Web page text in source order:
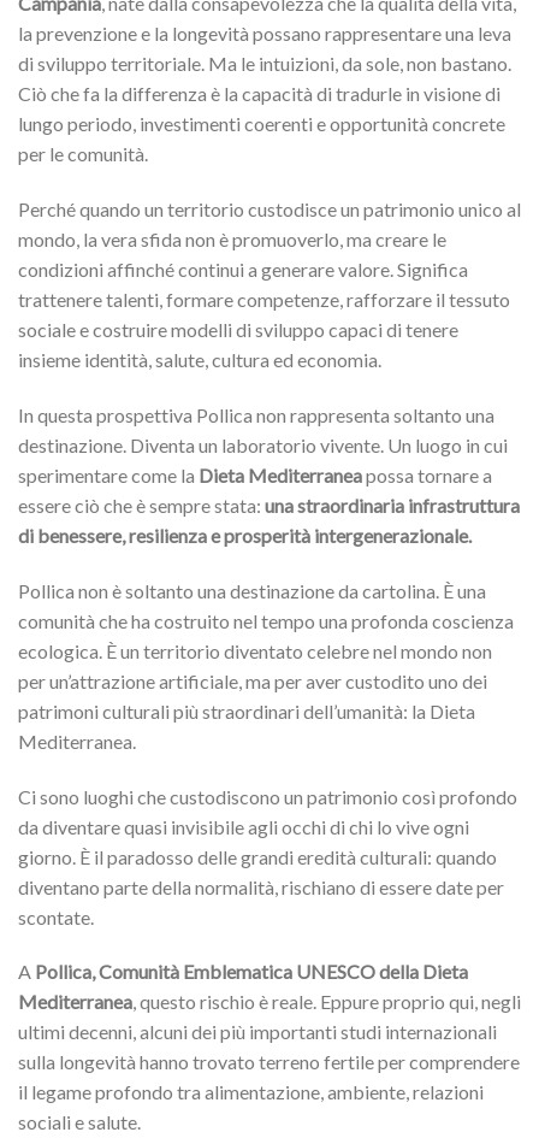
la prevenzione e la longevità possano rappresentare una leva
di sviluppo territoriale. Ma le intuizioni, da sole, non bastano.
Ciò che fa la differenza è la capacità di tradurle in visione di
lungo periodo, investimenti coerenti e opportunità concrete
per le comunità.
Perché quando un territorio custodisce un patrimonio unico al
mondo, la vera sfida non è promuoverlo, ma creare le
condizioni affinché continui a generare valore. Significa
trattenere talenti, formare competenze, rafforzare il tessuto
sociale e costruire modelli di sviluppo capaci di tenere
insieme identità, salute, cultura ed economia.
In questa prospettiva Pollica non rappresenta soltanto una
destinazione. Diventa un laboratorio vivente. Un luogo in cui
sperimentare come la Dieta Mediterraneapossa tornare a
essere ciò che è sempre stata: una straordinaria infrastruttura
di benessere, resilienza e prosperità intergenerazionale.
Pollica non è soltanto una destinazione da cartolina. È una
comunità che ha costruito nel tempo una profonda coscienza
ecologica. È un territorio diventato celebre nel mondo non
per un’attrazione artificiale, ma per aver custodito uno dei
patrimoni culturali più straordinari dell’umanità: la Dieta
Mediterranea.
Ci sono luoghi che custodiscono un patrimonio così profondo
da diventare quasi invisibile agli occhi di chi lo vive ogni
giorno. È il paradosso delle grandi eredità culturali: quando
diventano parte della normalità, rischiano di essere date per
scontate.
A Pollica, Comunità Emblematica UNESCO della Dieta
Mediterranea, questo rischio è reale. Eppure proprio qui, negli
ultimi decenni, alcuni dei più importanti studi internazionali
sulla longevità hanno trovato terreno fertile per comprendere
il legame profondo tra alimentazione, ambiente, relazioni
sociali e salute.